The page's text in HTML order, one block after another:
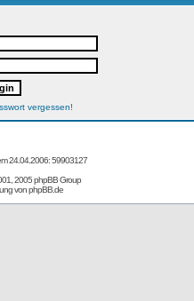
vergessen!
24.04.2006: 59903127
2005 phpBB Group
vonphpBB.de